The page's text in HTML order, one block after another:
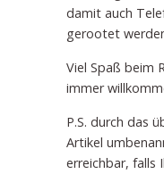
damit auch
gerootet
Viel Spaß beim
immer
P.S. durch das
Artikel
erreichbar, falls